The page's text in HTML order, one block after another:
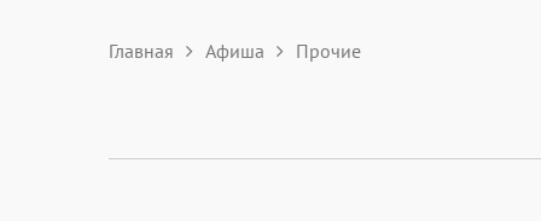
Главная Афиша Прочие